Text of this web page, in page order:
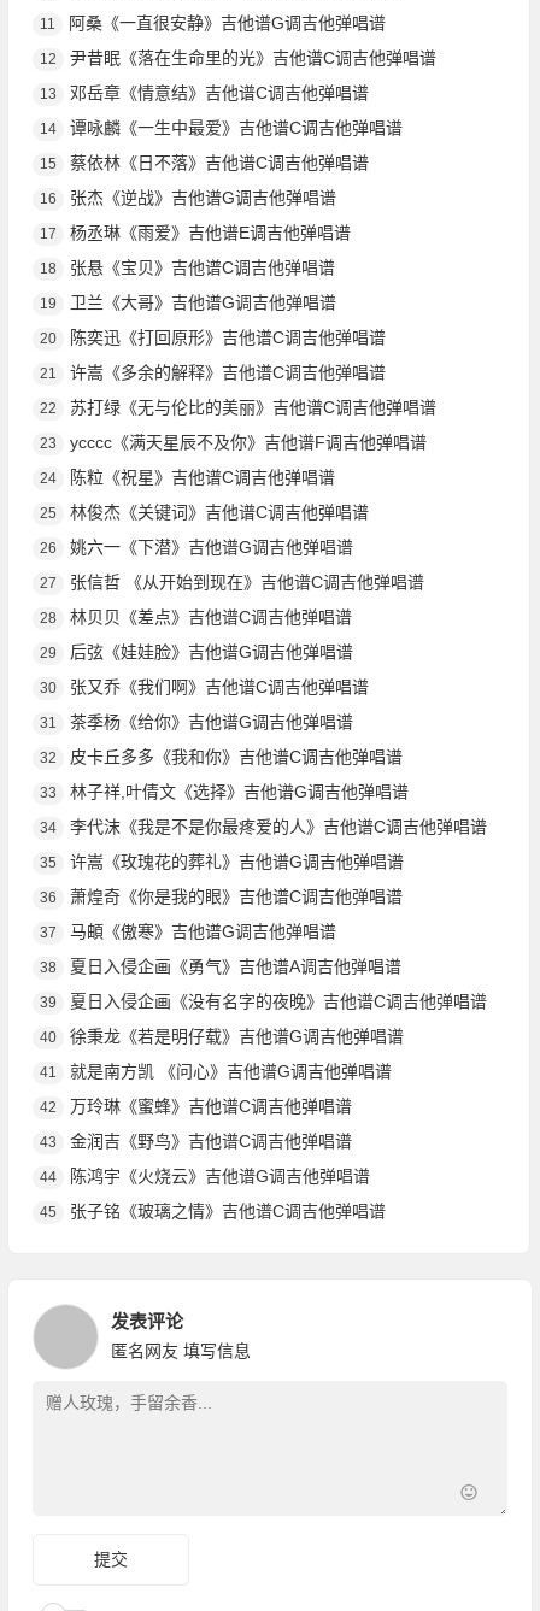
11 阿桑《一直很安静》吉他谱G调吉他弹唱谱
12 尹昔眠《落在生命里的光》吉他谱C调吉他弹唱谱
13 邓岳章《情意结》吉他谱C调吉他弹唱谱
14 谭咏麟《一生中最爱》吉他谱C调吉他弹唱谱
15 蔡依林《日不落》吉他谱C调吉他弹唱谱
16 张杰《逆战》吉他谱G调吉他弹唱谱
17 杨丞琳《雨爱》吉他谱E调吉他弹唱谱
18 张悬《宝贝》吉他谱C调吉他弹唱谱
19 卫兰《大哥》吉他谱G调吉他弹唱谱
20 陈奕迅《打回原形》吉他谱C调吉他弹唱谱
21 许嵩《多余的解释》吉他谱C调吉他弹唱谱
22 苏打绿《无与伦比的美丽》吉他谱C调吉他弹唱谱
23 ycccc《满天星辰不及你》吉他谱F调吉他弹唱谱
24 陈粒《祝星》吉他谱C调吉他弹唱谱
25 林俊杰《关键词》吉他谱C调吉他弹唱谱
26 姚六一《下潜》吉他谱G调吉他弹唱谱
27 张信哲 《从开始到现在》吉他谱C调吉他弹唱谱
28 林贝贝《差点》吉他谱C调吉他弹唱谱
29 后弦《娃娃脸》吉他谱G调吉他弹唱谱
30 张又乔《我们啊》吉他谱C调吉他弹唱谱
31 茶季杨《给你》吉他谱G调吉他弹唱谱
32 皮卡丘多多《我和你》吉他谱C调吉他弹唱谱
33 林子祥,叶倩文《选择》吉他谱G调吉他弹唱谱
34 李代沫《我是不是你最疼爱的人》吉他谱C调吉他弹唱谱
35 许嵩《玫瑰花的葬礼》吉他谱G调吉他弹唱谱
36 萧煌奇《你是我的眼》吉他谱C调吉他弹唱谱
37 马頔《傲寒》吉他谱G调吉他弹唱谱
38 夏日入侵企画《勇气》吉他谱A调吉他弹唱谱
39 夏日入侵企画《没有名字的夜晚》吉他谱C调吉他弹唱谱
40 徐秉龙《若是明仔载》吉他谱G调吉他弹唱谱
41 就是南方凯 《问心》吉他谱G调吉他弹唱谱
42 万玲琳《蜜蜂》吉他谱C调吉他弹唱谱
43 金润吉《野鸟》吉他谱C调吉他弹唱谱
44 陈鸿宇《火烧云》吉他谱G调吉他弹唱谱
45 张子铭《玻璃之情》吉他谱C调吉他弹唱谱
发表评论
匿名网友 填写信息